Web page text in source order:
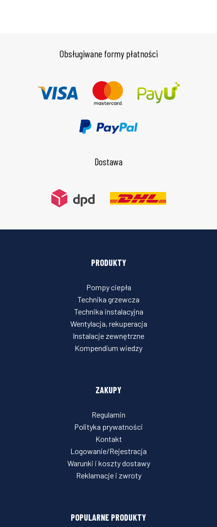
Obsługiwane formy płatności
Dostawa
PRODUKTY
Pompy ciepła
Technika grzewcza
Technika instalacyjna
Wentylacja, rekuperacja
Instalacje zewnętrzne
Kompendium wiedzy
ZAKUPY
Regulamin
Polityka prywatności
Kontakt
Logowanie/Rejestracja
Warunki i koszty dostawy
Reklamacje i zwroty
POPULARNE PRODUKTY